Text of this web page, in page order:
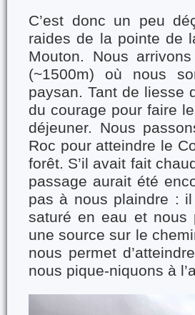
C’est donc un peu
raides de la pointe de
Mouton. Nous
(~1500m) où nous
paysan. Tant de liesse
du courage pour faire
déjeuner. Nous
Roc pour atteindre le
forêt. S’il avait fait
passage aurait été
pas à nous plaindre :
saturé en eau et nous
une source sur le
nous permet
nous pique-niquons à